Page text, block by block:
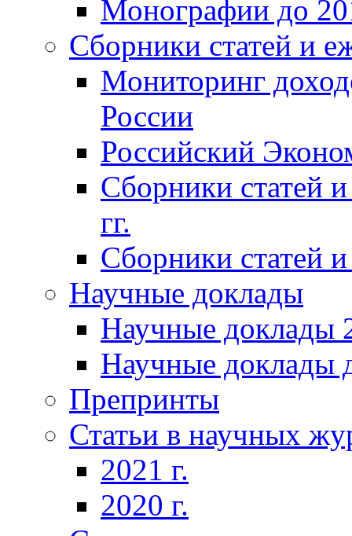
Монографии до
Сборники статей и
Мониторинг
России
Российский
Сборники статей
гг.
Сборники статей
Научные доклады
Научные доклады
Научные доклады
Препринты
Статьи в научных
2021 г.
2020 г.